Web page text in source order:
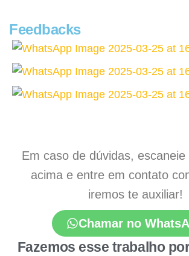
Feedbacks
Em caso de dúvidas,
acima e entre em contato
iremos te auxiliar!
Chamar no
Fazemos esse trabalho